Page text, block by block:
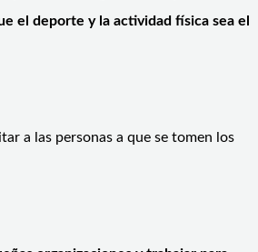
el deporte y la actividad física sea el
a las personas a que se tomen los